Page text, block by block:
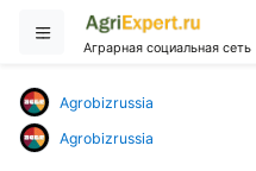
Аграрная социальная сеть
Agrobizrussia
Agrobizrussia